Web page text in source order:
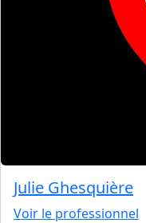
Julie Ghesquière
Voir le professionnel